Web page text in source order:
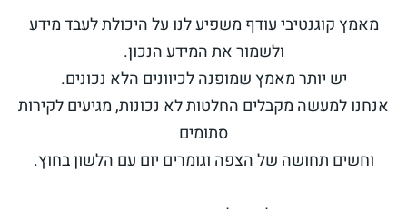
מאמץ קוגנטיבי עודף משפיע לנו על היכולת לעבד מידע
ולשמור את המידע הנכון.
יש יותר מאמץ שמופנה לכיוונים הלא נכונים.
אנחנו למעשה מקבלים החלטות לא נכונות, מגיעים לקירות
סתומים
וחשים תחושה של הצפה וגומרים יום עם הלשון בחוץ.